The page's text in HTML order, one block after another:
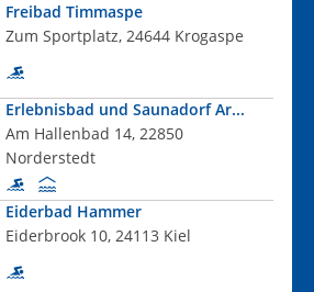
Freibad Timmaspe
Zum Sportplatz, 24644 Krogaspe
Erlebnisbad und Saunadorf Ar...
Am Hallenbad 14, 22850
Norderstedt
Eiderbad Hammer
Eiderbrook 10, 24113 Kiel